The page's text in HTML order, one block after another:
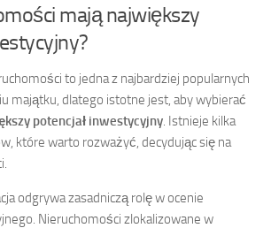
mają największy
to jedna z najbardziej popularnych
majątku, dlatego istotne jest, aby wybierać
potencjał inwestycyjny. Istnieje kilka
które warto rozważyć, decydując się na
odgrywa zasadniczą rolę w ocenie
Nieruchomości zlokalizowane w